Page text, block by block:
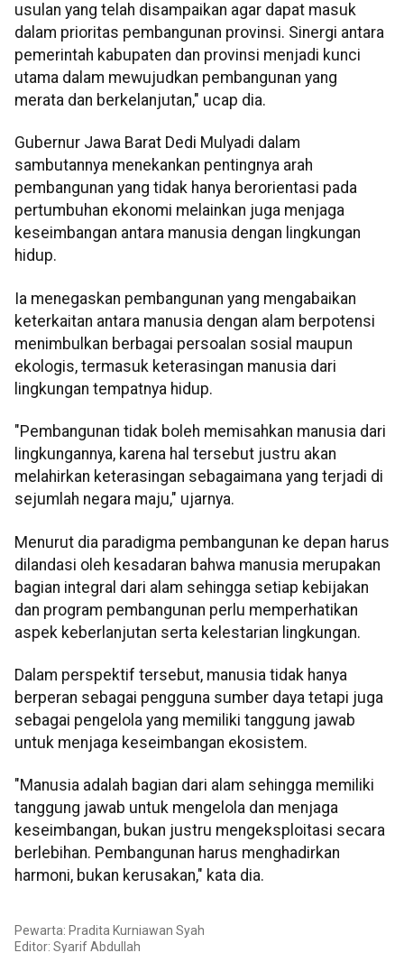
usulan yang telah disampaikan agar dapat masuk
dalam prioritas pembangunan provinsi. Sinergi antara
pemerintah kabupaten dan provinsi menjadi kunci
utama dalam mewujudkan pembangunan yang
merata dan berkelanjutan," ucap dia.
Gubernur Jawa Barat Dedi Mulyadi dalam
sambutannya menekankan pentingnya arah
pembangunan yang tidak hanya berorientasi pada
pertumbuhan ekonomi melainkan juga menjaga
keseimbangan antara manusia dengan lingkungan
hidup.
Ia menegaskan pembangunan yang mengabaikan
keterkaitan antara manusia dengan alam berpotensi
menimbulkan berbagai persoalan sosial maupun
ekologis, termasuk keterasingan manusia dari
lingkungan tempatnya hidup.
"Pembangunan tidak boleh memisahkan manusia dari
lingkungannya, karena hal tersebut justru akan
melahirkan keterasingan sebagaimana yang terjadi di
sejumlah negara maju," ujarnya.
Menurut dia paradigma pembangunan ke depan harus
dilandasi oleh kesadaran bahwa manusia merupakan
bagian integral dari alam sehingga setiap kebijakan
dan program pembangunan perlu memperhatikan
aspek keberlanjutan serta kelestarian lingkungan.
Dalam perspektif tersebut, manusia tidak hanya
berperan sebagai pengguna sumber daya tetapi juga
sebagai pengelola yang memiliki tanggung jawab
untuk menjaga keseimbangan ekosistem.
"Manusia adalah bagian dari alam sehingga memiliki
tanggung jawab untuk mengelola dan menjaga
keseimbangan, bukan justru mengeksploitasi secara
berlebihan. Pembangunan harus menghadirkan
harmoni, bukan kerusakan," kata dia.
Pewarta: Pradita Kurniawan Syah
Editor: Syarif Abdullah